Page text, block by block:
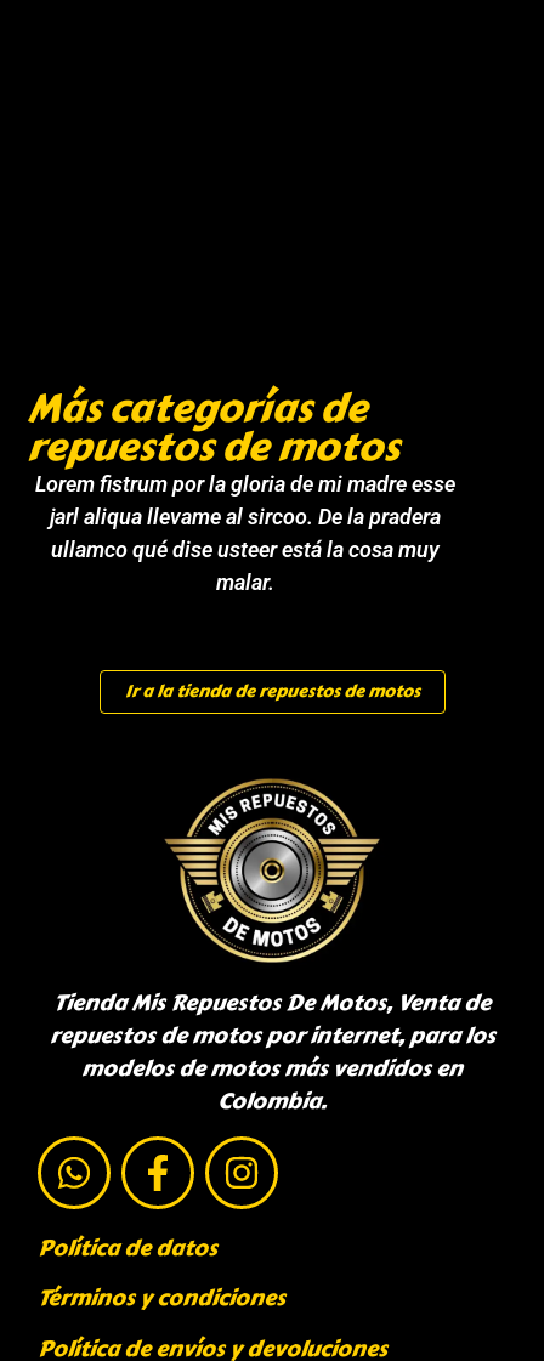
Más categorías de
repuestos de motos
Lorem fistrum por la gloria de mi madre esse
jarl aliqua llevame al sircoo. De la pradera
ullamco qué dise usteer está la cosa muy
malar.
Ir a la tienda de repuestos de motos
Tienda Mis Repuestos De Motos, Venta de
repuestos de motos por internet, para los
modelos de motos más vendidos en
Colombia.
Política de datos
Términos y condiciones
Política de envíos y devoluciones